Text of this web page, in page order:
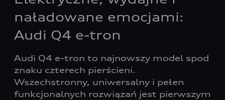
naładowane emocjami:
Audi Q4 e-tron
Audi Q4 e-tron to najnowszy model spod
znaku czterech pierścieni.
Wszechstronny, uniwersalny i pełen
funkcjonalnych rozwiązań jest pierwszym